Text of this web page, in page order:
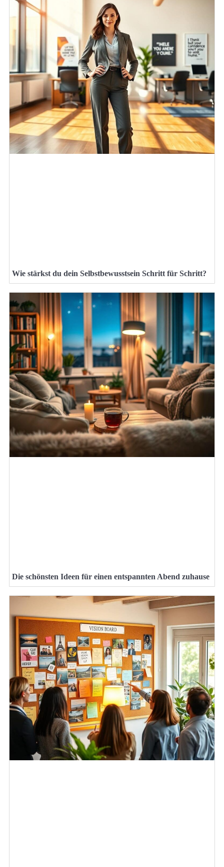
Wie stärkst du dein Selbstbewusstsein Schritt für Schritt?
Die schönsten Ideen für einen entspannten Abend zuhause